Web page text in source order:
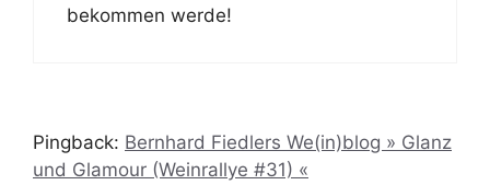
bekommen werde!
Pingback: Bernhard Fiedlers We(in)blog » Glanz
und Glamour (Weinrallye #31) «